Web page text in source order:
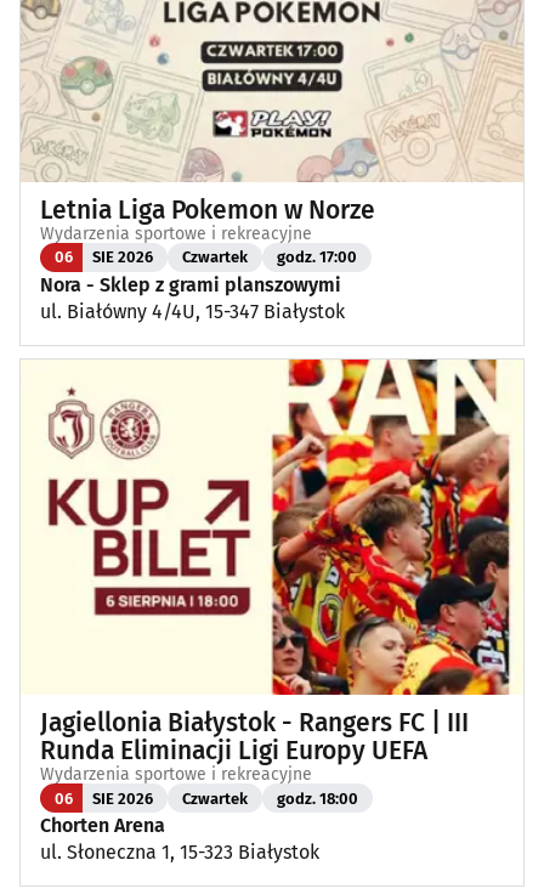
Letnia Liga Pokemon w Norze
Wydarzenia sportowe i rekreacyjne
06 SIE 2026 Czwartek godz. 17:00
Nora - Sklep z grami planszowymi
ul. Białówny 4/4U, 15-347 Białystok
Jagiellonia Białystok - Rangers FC | III
Runda Eliminacji Ligi Europy UEFA
Wydarzenia sportowe i rekreacyjne
06 SIE 2026 Czwartek godz. 18:00
Chorten Arena
ul. Słoneczna 1, 15-323 Białystok